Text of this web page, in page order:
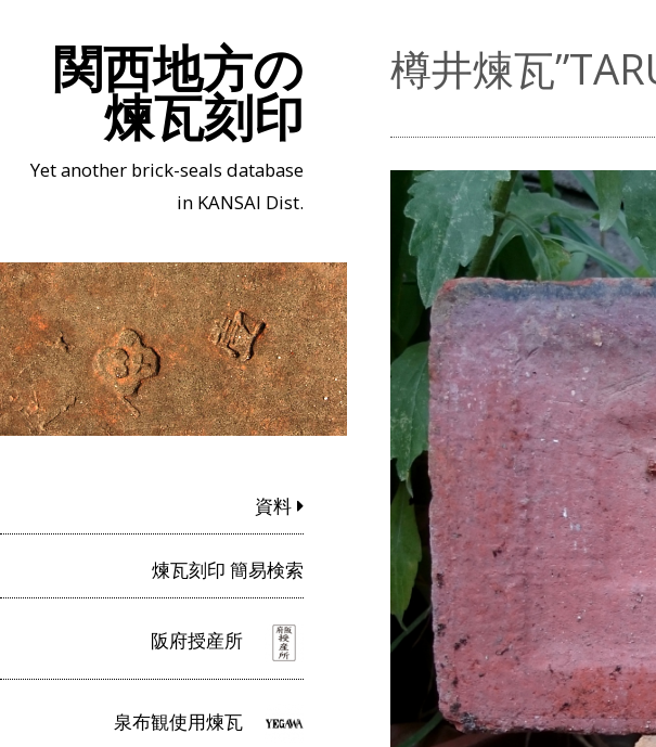
関西地方の
煉瓦刻印
Yet another brick-seals database
in KANSAI Dist.
資料
煉瓦刻印 簡易検索
阪府授産所
泉布観使用煉瓦
樽井煉瓦